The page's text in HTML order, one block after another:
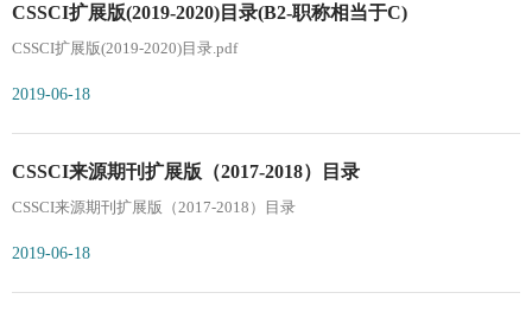
CSSCI扩展版(2019-2020)目录(B2-职称相当于C)
CSSCI扩展版(2019-2020)目录.pdf
2019-06-18
CSSCI来源期刊扩展版（2017-2018）目录
CSSCI来源期刊扩展版（2017-2018）目录
2019-06-18